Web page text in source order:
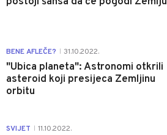
BENE AFLEČE? 31.10.2022.
"Ubica planeta": Astronomi otkrili
asteroid koji presijeca Zemljinu
orbitu
SVIJET 11.10.2022.